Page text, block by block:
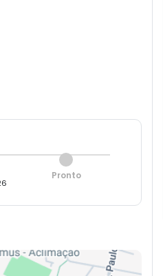
Pronto